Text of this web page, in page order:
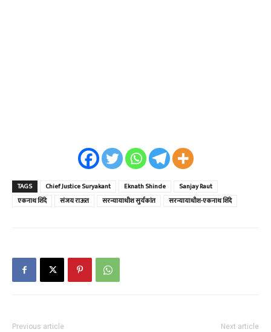
TAGS Chief Justice Suryakant Eknath Shinde
Sanjay Raut
एकनाथ शिंदे
संजय राऊत सरन्यायाधीश सुर्यकांत सरन्यायाधीश-एकनाथ शिंदे
Previous article Next article